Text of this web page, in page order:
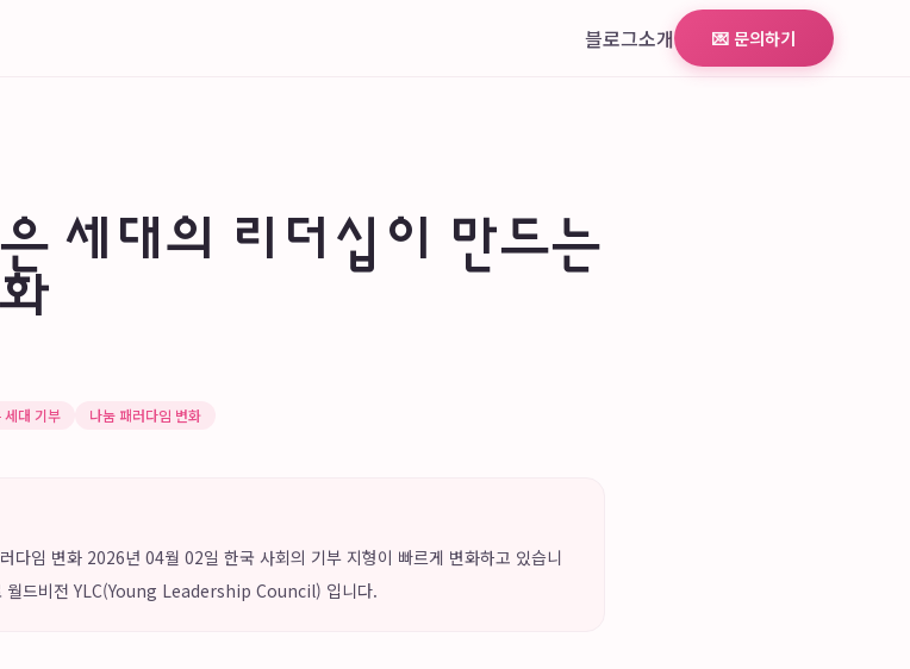
블로그소개 💌 문의하기
세대의 리더십이 만드는
세대 기부 나눔 패러다임 변화
다임 변화 2026년 04월 02일 한국 사회의 기부 지형이 빠르게 변화하고 있습니
월드비전 YLC(Young Leadership Council) 입니다.